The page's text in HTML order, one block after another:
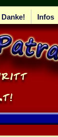
Danke! Infos